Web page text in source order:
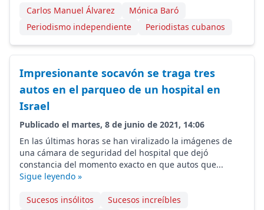
Carlos Manuel Álvarez
Mónica Baró
Periodismo independiente
Periodistas cubanos
Impresionante socavón se traga tres
autos en el parqueo de un hospital en
Israel
Publicado el martes, 8 de junio de 2021, 14:06
En las últimas horas se han viralizado la imágenes de
una cámara de seguridad del hospital que dejó
constancia del momento exacto en que autos que...
Sigue leyendo »
Sucesos insólitos
Sucesos increíbles